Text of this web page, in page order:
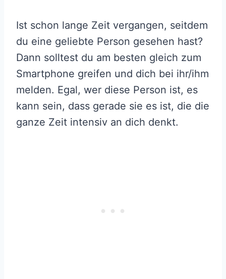
Ist schon lange Zeit vergangen, seitdem
du eine geliebte Person gesehen hast?
Dann solltest du am besten gleich zum
Smartphone greifen und dich bei ihr/ihm
melden. Egal, wer diese Person ist, es
kann sein, dass gerade sie es ist, die die
ganze Zeit intensiv an dich denkt.